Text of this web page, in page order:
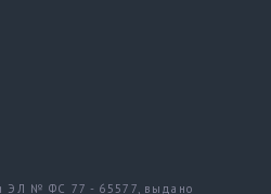
ЭЛ № ФС 77 - 65577, выдано